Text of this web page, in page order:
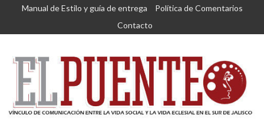
Saltar
contenido
Manual de Estilo y guía de entrega
Política de Comentarios
Contacto